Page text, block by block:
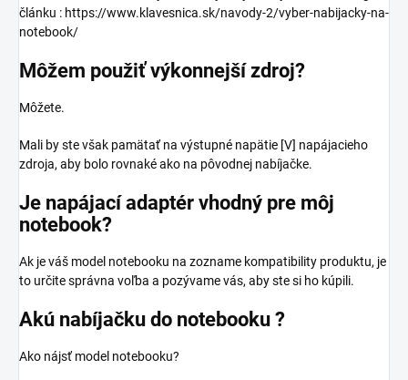
článku : https://www.klavesnica.sk/navody-2/vyber-nabijacky-na-
notebook/
Môžem použiť výkonnejší zdroj?
Môžete.
Mali by ste však pamätať na výstupné napätie [V] napájacieho
zdroja, aby bolo rovnaké ako na pôvodnej nabíjačke.
Je napájací adaptér vhodný pre môj
notebook?
Ak je váš model notebooku na zozname kompatibility produktu, je
to určite správna voľba a pozývame vás, aby ste si ho kúpili.
Akú nabíjačku do notebooku ?
Ako nájsť model notebooku?